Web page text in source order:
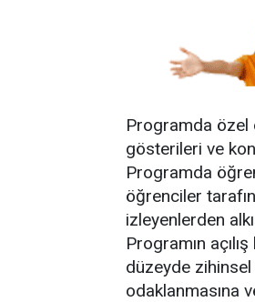
Programda özel
gösterileri ve
Programda
öğrenciler
izleyenlerden
Programın
düzeyde zihinsel
odaklanmasına